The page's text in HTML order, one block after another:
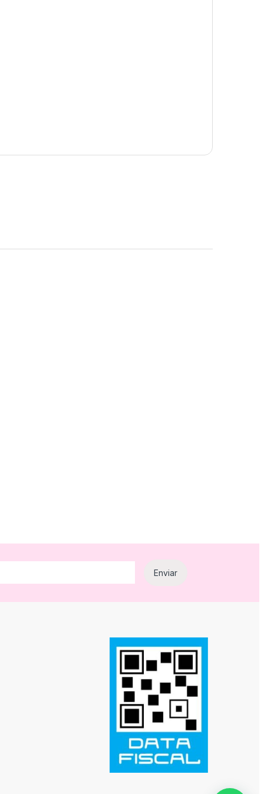
se pueden elegir en la página de producto